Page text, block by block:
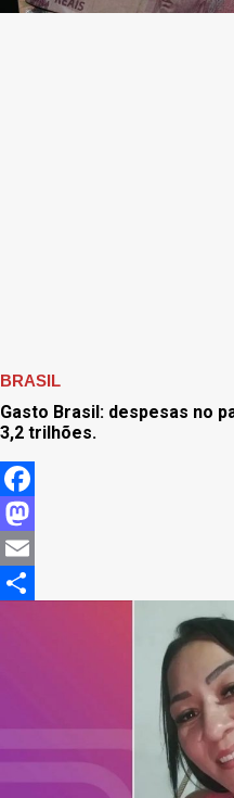
BRASIL
Gasto Brasil: despesas no
3,2 trilhões.
Facebook
Mastodon
Email